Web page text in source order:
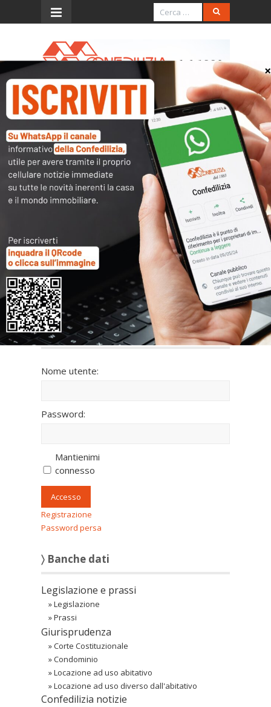
Menu
Rai 3 – 28.9.2025 – Mi
Manda Rai 3 – Ore 8.15
Play
-03:47
Settings
PIP
Enter
fullscreen
Play
https://www.raiplay.it/video/2025/09/Mi-manda-
Raitre—Puntata-del-28092025-451d398f-f792-
44c8-9d1e-96a6982c8c33.html
〉 Accesso all’area riservata
Nome utente:
Password:
Mantienimi
connesso
Accesso
Registrazione
Password persa
〉 Banche dati
Legislazione e prassi
»Legislazione
»Prassi
Giurisprudenza
»Corte Costituzionale
»Condominio
»Locazione ad uso abitativo
»Locazione ad uso diverso dall'abitativo
Confedilizia notizie